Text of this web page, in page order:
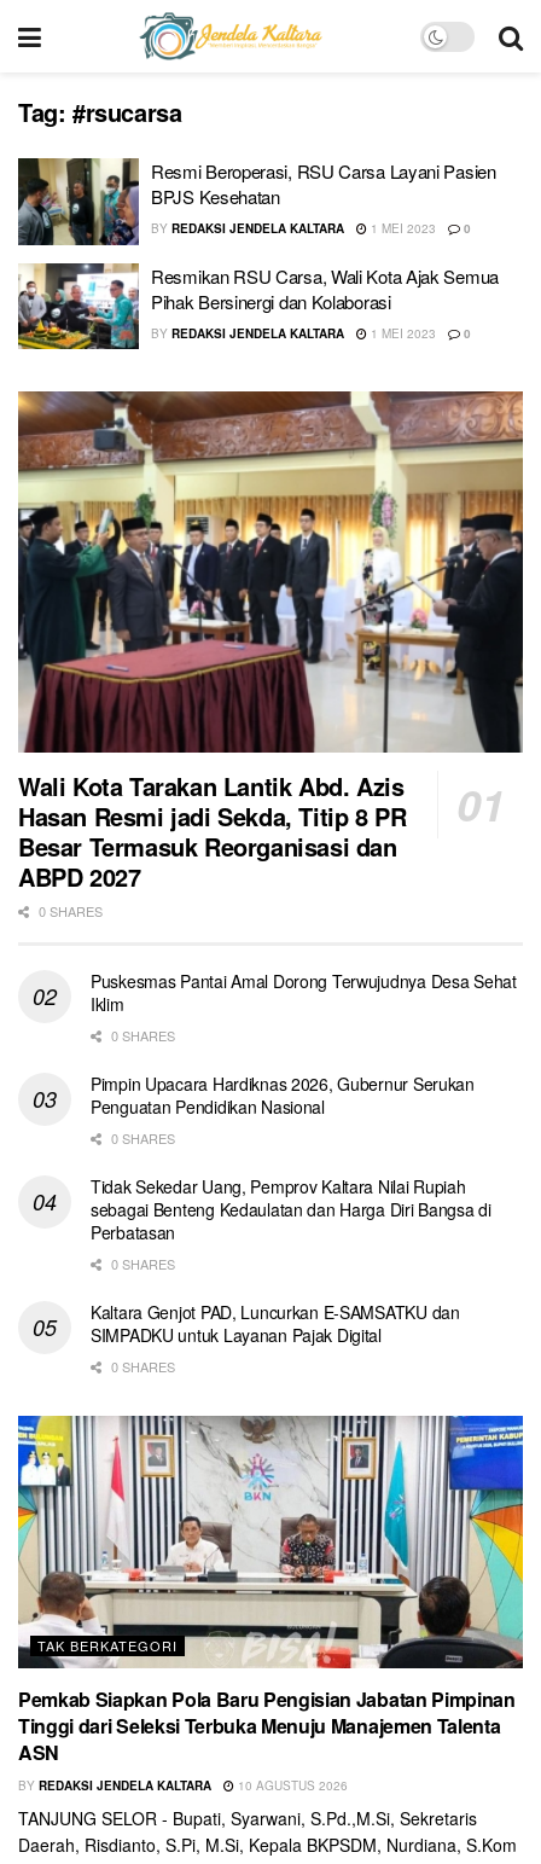
Tag: #rsucarsa
Resmi Beroperasi, RSU Carsa Layani Pasien
BPJS Kesehatan
BY REDAKSI JENDELA KALTARA 1 MEI 2023 0
Resmikan RSU Carsa, Wali Kota Ajak Semua
Pihak Bersinergi dan Kolaborasi
BY REDAKSI JENDELA KALTARA 1 MEI 2023 0
Wali Kota Tarakan Lantik Abd. Azis
Hasan Resmi jadi Sekda, Titip 8 PR
Besar Termasuk Reorganisasi dan
ABPD 2027
0 SHARES
Puskesmas Pantai Amal Dorong Terwujudnya Desa Sehat
Iklim
0 SHARES
Pimpin Upacara Hardiknas 2026, Gubernur Serukan
Penguatan Pendidikan Nasional
0 SHARES
Tidak Sekedar Uang, Pemprov Kaltara Nilai Rupiah
sebagai Benteng Kedaulatan dan Harga Diri Bangsa di
Perbatasan
0 SHARES
Kaltara Genjot PAD, Luncurkan E-SAMSATKU dan
SIMPADKU untuk Layanan Pajak Digital
0 SHARES
TAK BERKATEGORI
Pemkab Siapkan Pola Baru Pengisian Jabatan Pimpinan
Tinggi dari Seleksi Terbuka Menuju Manajemen Talenta
ASN
BY REDAKSI JENDELA KALTARA 10 AGUSTUS 2026
TANJUNG SELOR - Bupati, Syarwani, S.Pd.,M.Si, Sekretaris
Daerah, Risdianto, S.Pi, M.Si, Kepala BKPSDM, Nurdiana, S.Kom